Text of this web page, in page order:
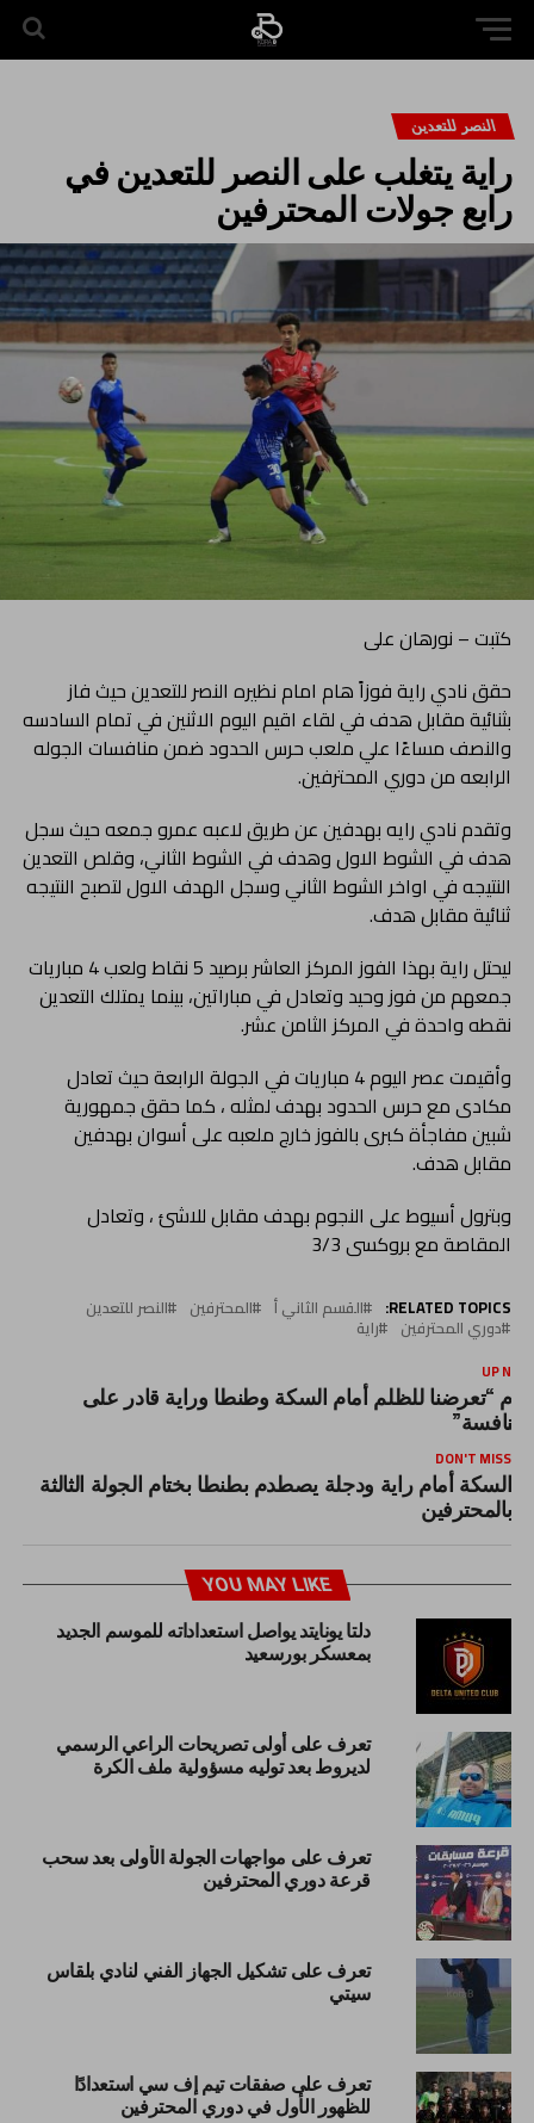
النصر للتعدين
راية يتغلب على النصر للتعدين في
رابع جولات المحترفين
كتبت – نورهان على
حقق نادي راية فوزاً هام امام نظيره النصر للتعدين حيث فاز
بثنائية مقابل هدف في لقاء اقيم اليوم الاثنين في تمام السادسه
والنصف مساءًا علي ملعب حرس الحدود ضمن منافسات الجوله
الرابعه من دوري المحترفين.
وتقدم نادي رايه بهدفين عن طريق لاعبه عمرو جمعه حيث سجل
هدف في الشوط الاول وهدف في الشوط الثاني، وقلص التعدين
النتيجه في اواخر الشوط الثاني وسجل الهدف الاول لتصبح النتيجه
ثنائية مقابل هدف.
ليحتل راية بهذا الفوز المركز العاشر برصيد 5 نقاط ولعب 4 مباريات
جمعهم من فوز وحيد وتعادل في مباراتين، بينما يمتلك التعدين
نقطه واحدة في المركز الثامن عشر.
وأقيمت عصر اليوم 4 مباريات في الجولة الرابعة حيث تعادل
مكادى مع حرس الحدود بهدف لمثله ، كما حقق جمهورية
شبين مفاجأة كبرى بالفوز خارج ملعبه على أسوان بهدفين
مقابل هدف.
وبترول أسيوط على النجوم بهدف مقابل للاشئ ، وتعادل
المقاصة مع بروكسى 3/3
RELATED TOPICS: القسم الثاني أ المحترفين النصر للتعدين
دوري المحترفين راية
UP
“تعرضنا للظلم أمام السكة وطنطا وراية قادر على
DON'T MISS
السكة أمام راية ودجلة يصطدم بطنطا بختام الجولة الثالثة
بالمحترفين
YOU MAY LIKE
دلتا يونايتد يواصل استعداداته للموسم الجديد
بمعسكر بورسعيد
تعرف على أولى تصريحات الراعي الرسمي
لديروط بعد توليه مسؤولية ملف الكرة
تعرف على مواجهات الجولة الأولى بعد سحب
قرعة دوري المحترفين
تعرف على تشكيل الجهاز الفني لنادي بلقاس
سيتي
تعرف على صفقات تيم إف سي استعدادًا
للظهور الأول في دوري المحترفين